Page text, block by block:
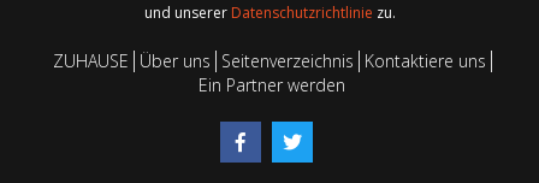
und unserer Datenschutzrichtlinie zu.
ZUHAUSE Über uns Seitenverzeichnis Kontaktiere uns
Ein Partner werden